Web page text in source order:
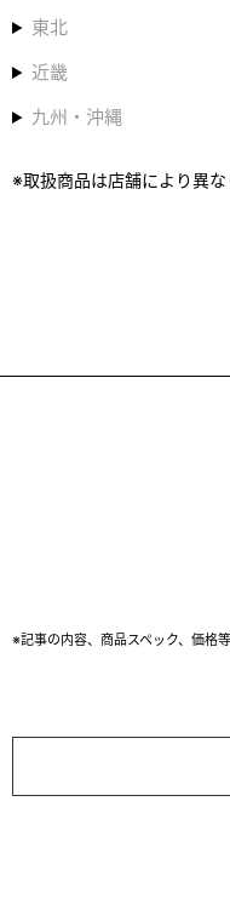
東北
近畿
九州・沖縄
※取扱商品は店舗により異な
※記事の内容、商品スペック、価格